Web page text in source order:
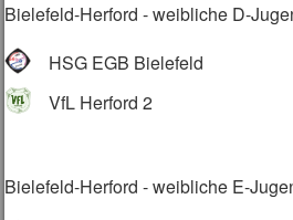
Bielefeld-Herford - weibliche D-
HSG EGB Bielefeld
VfL Herford 2
Bielefeld-Herford - weibliche E-